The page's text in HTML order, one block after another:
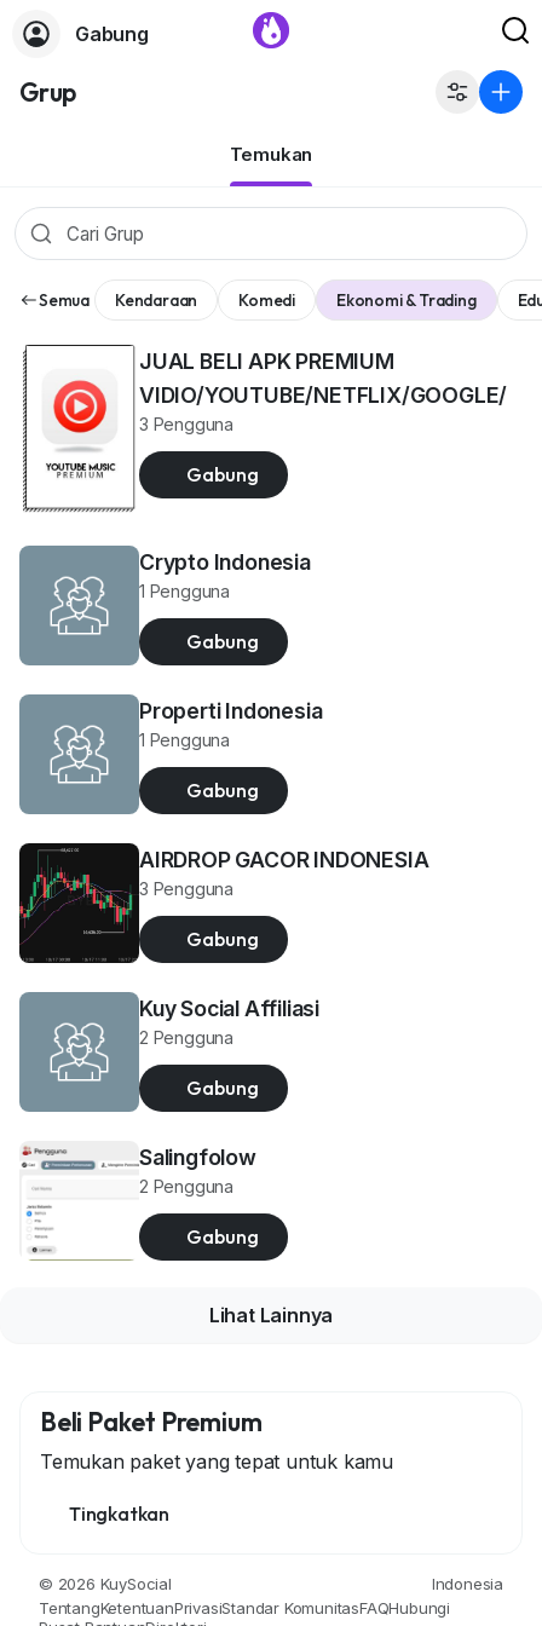
Gabung
Grup
Temukan
Semua Kendaraan Komedi Ekonomi & Trading
JUAL BELI APK PREMIUM
VIDIO/YOUTUBE/NETFLIX/GOOGLE/
3 Pengguna
Gabung
Crypto Indonesia
1 Pengguna
Gabung
Properti Indonesia
1 Pengguna
Gabung
AIRDROP GACOR INDONESIA
3 Pengguna
Gabung
Kuy Social Affiliasi
2 Pengguna
Gabung
Salingfolow
2 Pengguna
Gabung
Lihat Lainnya
Beli Paket Premium
Temukan paket yang tepat untuk kamu
Tingkatkan
© 2026 KuySocial
Indonesia
TentangKetentuanPrivasiStandar KomunitasFAQHubungi